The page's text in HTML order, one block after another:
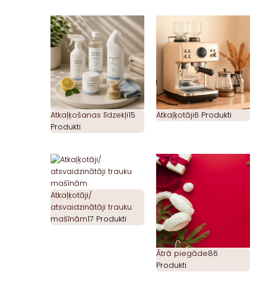
Atkaļķošanas līdzekļi15
Produkti
Atkaļķotāji6 Produkti
Atkaļķotāji/
atsvaidzinātāji trauku
mašīnām17 Produkti
Ātrā piegāde86
Produkti